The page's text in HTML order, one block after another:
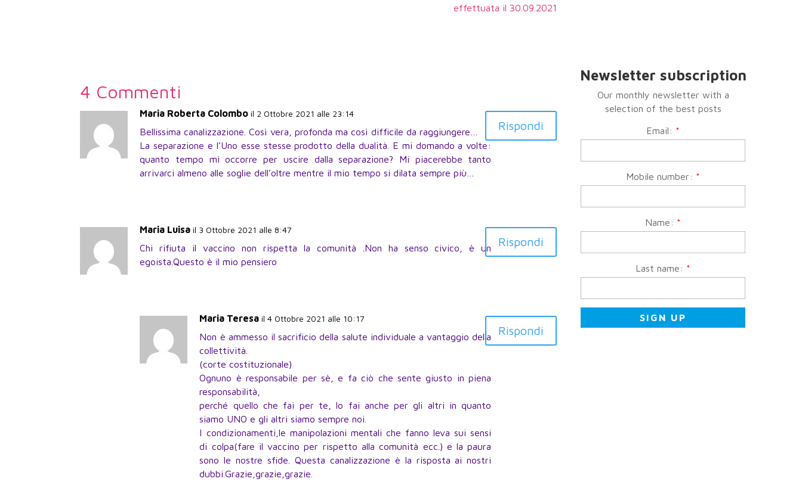
effettuata il 30.09.2021
4 Commenti
Maria Roberta Colombo il 2 Ottobre 2021 alle 23:14
Bellissima canalizzazione. Così vera, profonda ma così difficile da raggiungere…
La separazione e l’Uno esse stesse prodotto della dualità. E mi domando a volte:
quanto tempo mi occorre per uscire dalla separazione? Mi piacerebbe tanto
arrivarci almeno alle soglie dell’oltre mentre il mio tempo si dilata sempre più…
Rispondi
Maria Luisa il 3 Ottobre 2021 alle 8:47
Chi rifiuta il vaccino non rispetta la comunità .Non ha senso civico, è un
egoista.Questo è il mio pensiero
Rispondi
Maria Teresa il 4 Ottobre 2021 alle 10:17
Non è ammesso il sacrificio della salute individuale a vantaggio della
collettività.
(corte costituzionale)
Ognuno è responsabile per sè, e fa ciò che sente giusto in piena
responsabilità,
perché quello che fai per te, lo fai anche per gli altri in quanto
siamo UNO e gli altri siamo sempre noi.
I condizionamenti,le manipolazioni mentali che fanno leva sui sensi
di colpa(fare il vaccino per rispetto alla comunità ecc.) e la paura
sono le nostre sfide. Questa canalizzazione è la risposta ai nostri
dubbi.Grazie,grazie,grazie.
Rispondi
Newsletter subscription
Our monthly newsletter with a
selection of the best posts
Email: *
Mobile number: *
Name: *
Last name: *